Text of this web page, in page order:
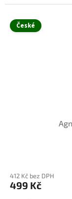
České
412 Kč bez DPH
499 Kč